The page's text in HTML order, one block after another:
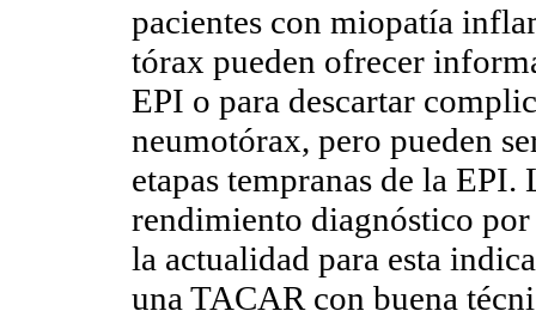
pacientes con miopatía
tórax pueden ofrecer
EPI o para descartar
neumotórax, pero pueden
etapas tempranas de la
rendimiento diagnóstico
la actualidad para esta
una TACAR con buena